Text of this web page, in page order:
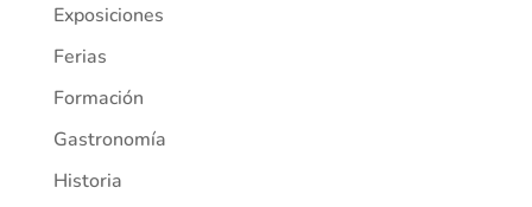
Exposiciones
Ferias
Formación
Gastronomía
Historia